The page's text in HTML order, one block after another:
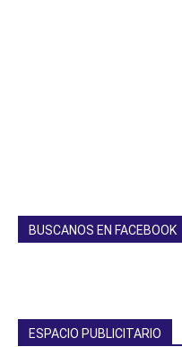
BUSCANOS EN FACEBOOK
ESPACIO PUBLICITARIO